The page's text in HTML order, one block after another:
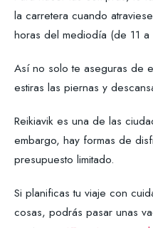
la carretera cuando
horas del mediodía (de 11 a
Así no solo te aseguras de
estiras las piernas y
Reikiavik es una de las
embargo, hay formas de
presupuesto limitado.
Si planificas tu viaje con
cosas, podrás pasar unas